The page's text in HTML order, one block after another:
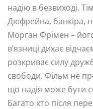
надію в безвиході.
Дюфрейна, банкіра,
Морган Фрімен –
в’язниці дихає
розкриває силу
свободи. Фільм не
що надія може бути
Багато хто після